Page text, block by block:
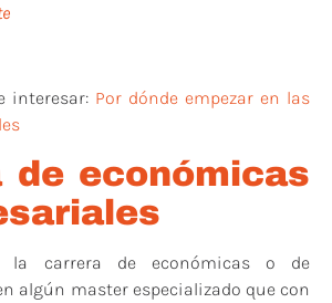
interesar: Por dónde empezar en las
de económicas
la carrera de económicas o de
algún master especializado que con